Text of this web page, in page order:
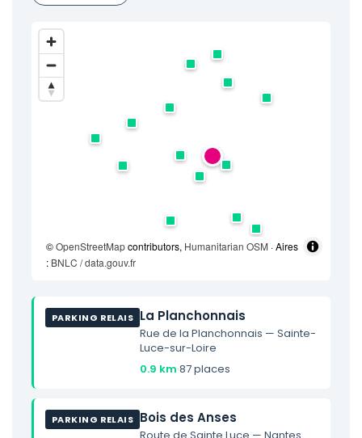
©OpenStreetMapcontributors, Humanitarian OSM · Aires
: BNLC / data.gouv.fr
PARKING RELAIS La Planchonnais
Rue de la Planchonnais — Sainte-
Luce-sur-Loire
0.9 km·87 places
PARKING RELAIS Bois des Anses